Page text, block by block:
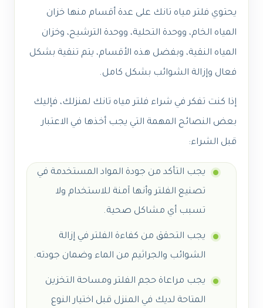
يحتوي فلتر مياه تانك على عدة أقسام منها خزان
المياه الخام، ووحدة التحلية، ووحدة الترشيح، وخزان
المياه النقية، وبفضل هذه الأقسام، يتم تنقية بشكل
فعال وإزالة الشوائب بشكل كامل.
إذا كنت تفكر في شراء فلتر مياه تانك لمنزلك، فإليك
بعض النصائح المهمة التي يجب أخذها في الاعتبار
قبل الشراء:
يجب التأكد من جودة المواد المستخدمة في
تصنيع الفلتر وأنها آمنة للاستخدام ولا
تسبب أي مشاكل صحية.
يجب التحقق من كفاءة الفلتر في إزالة
الشوائب والجراثيم من الماء وضمان جودته.
يجب مراعاة حجم الفلتر ومساحة التخزين
المتاحة لديك في المنزل قبل اختيار النوع